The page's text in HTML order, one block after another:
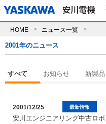
HOME ニュース一覧
2001年のニュース
すべて お知らせ 新製品
最新情報
2001/12/25
安川エンジニアリング中古ロ